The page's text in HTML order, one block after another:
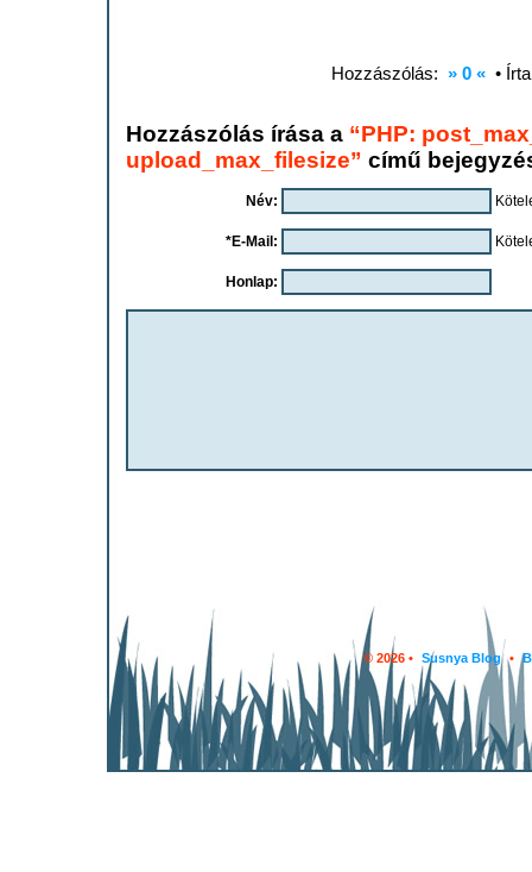
Hozzászólás: » 0 « •
Hozzászólás írása a “PHP:
upload_max_filesize” című
Név:
*E-Mail:
Honlap:
© 2026 • Susnya Blog •